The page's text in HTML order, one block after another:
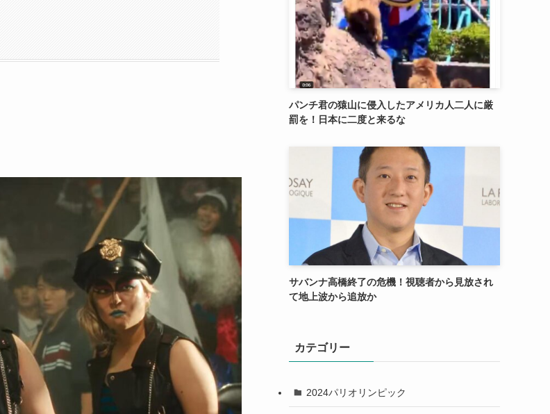
パンチ君の猿山に侵入したアメリカ人二人に厳
罰を！日本に二度と来るな
サバンナ高橋終了の危機！視聴者から見放され
て地上波から追放か
カテゴリー
2024パリオリンピック